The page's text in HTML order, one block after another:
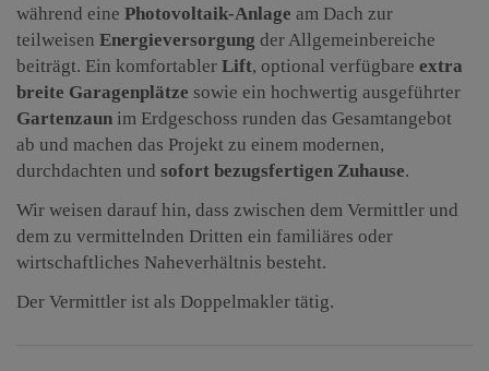
während eine Photovoltaik-Anlage am Dach zur
teilweisen Energieversorgung der Allgemeinbereiche
beiträgt. Ein komfortabler Lift, optional verfügbare extra
breite Garagenplätze sowie ein hochwertig ausgeführter
Gartenzaun im Erdgeschoss runden das Gesamtangebot
ab und machen das Projekt zu einem modernen,
durchdachten und sofort bezugsfertigen Zuhause.
Wir weisen darauf hin, dass zwischen dem Vermittler und
dem zu vermittelnden Dritten ein familiäres oder
wirtschaftliches Naheverhältnis besteht.
Der Vermittler ist als Doppelmakler tätig.